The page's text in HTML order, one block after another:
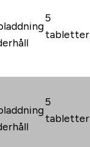
5
tabletter
5
tabletter